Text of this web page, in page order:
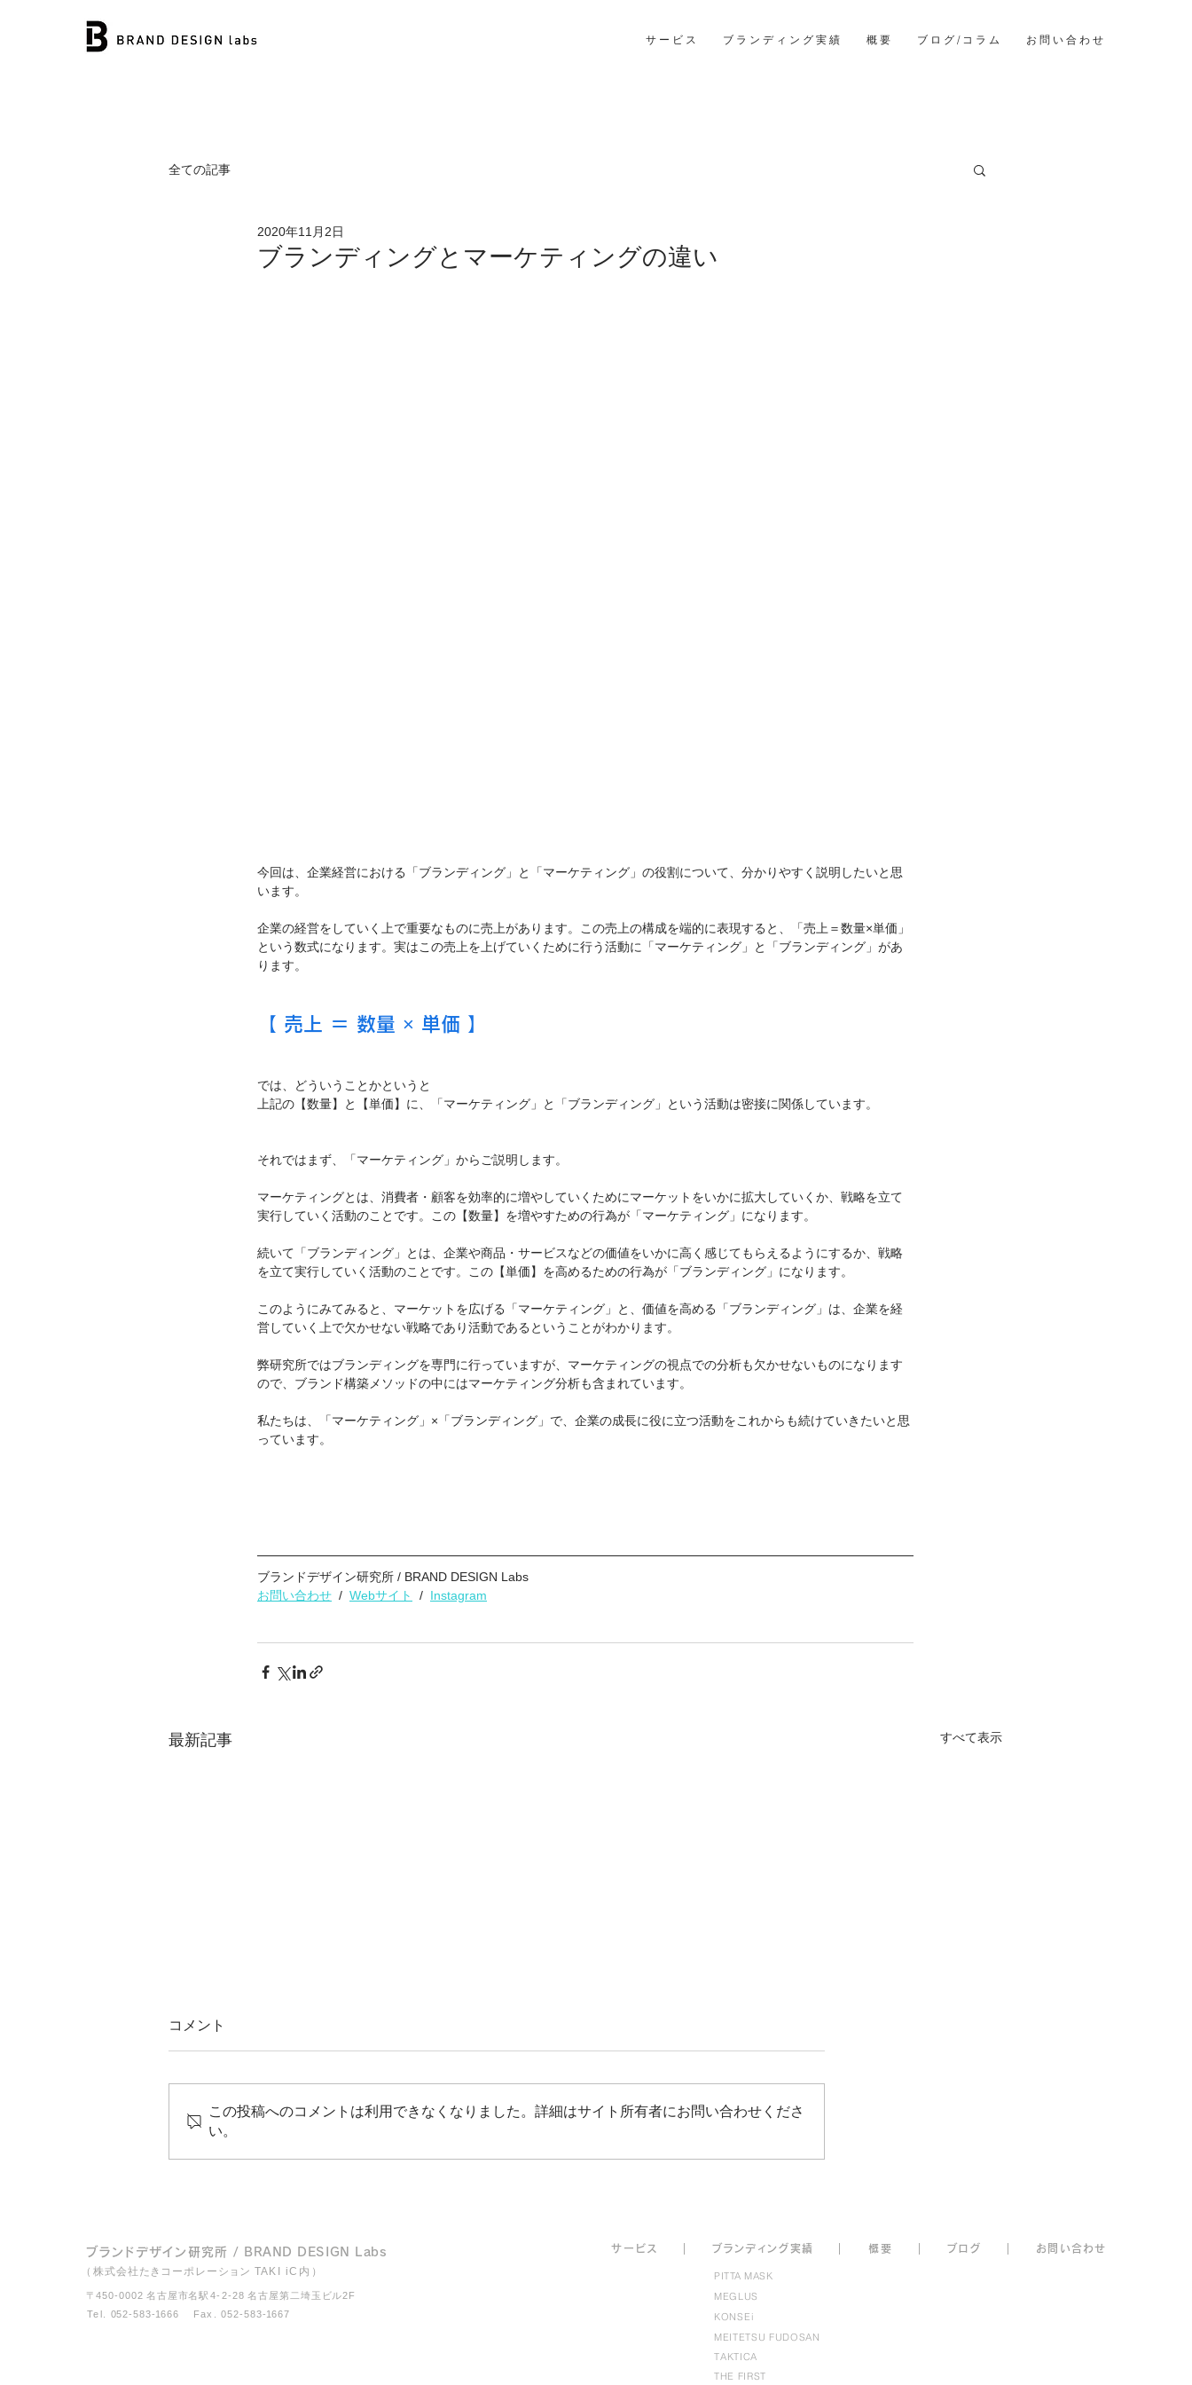
サ ー ビ ス ブ ラ ン デ ィ ン グ 実 績 概 要 ブ ロ グ / コ ラ ム お 問 い 合 わ せ
全ての記事
ブランディングとマーケティングの違い
2020年11月2日
今回は、企業経営における「ブランディング」と「マーケティング」の役割について、分かりやすく説明したいと思
います。
企業の経営をしていく上で重要なものに売上があります。この売上の構成を端的に表現すると、「売上＝数量×単価」
という数式になります。実はこの売上を上げていくために行う活動に「マーケティング」と「ブランディング」があ
ります。
【 売上 ＝ 数量 × 単価 】
では、どういうことかというと
上記の【数量】と【単価】に、「マーケティング」と「ブランディング」という活動は密接に関係しています。
それではまず、「マーケティング」からご説明します。
マーケティングとは、消費者・顧客を効率的に増やしていくためにマーケットをいかに拡大していくか、戦略を立て
実行していく活動のことです。この【数量】を増やすための行為が「マーケティング」になります。
続いて「ブランディング」とは、企業や商品・サービスなどの価値をいかに高く感じてもらえるようにするか、戦略
を立て実行していく活動のことです。この【単価】を高めるための行為が「ブランディング」になります。
このようにみてみると、マーケットを広げる「マーケティング」と、価値を高める「ブランディング」は、企業を経
営していく上で欠かせない戦略であり活動であるということがわかります。
弊研究所ではブランディングを専門に行っていますが、マーケティングの視点での分析も欠かせないものになります
ので、ブランド構築メソッドの中にはマーケティング分析も含まれています。
私たちは、「マーケティング」×「ブランディング」で、企業の成長に役に立つ活動をこれからも続けていきたいと思
っています。
ブランドデザイン研究所 / BRAND DESIGN Labs
お問い合わせ
  /
Webサイト
  /
Instagram
最新記事 すべて表示
ブランディングとは｜ブラン
世界一かんたんな売れるコン
企業リブランディング始動｜
コメント
この投稿へのコメントは利用できなくなりました。詳細はサイト所有者にお問い合わせくださ
い。
ブ ラ ン ド デザイ ン研究 所 / BRAN D DESIG N Labs
（ 株式会社 た き コーポ レ ー ショ ン TAKI iC 内 ）
〒450-0002名 古屋市名駅 4-2-28 名古屋第二埼玉 ビル2F
Tel. 052-583-1666 Fax.052-583-1667
サ ー ビ ス ブ ラ ンデ ィ ング 実績 概要 ブ ロ グ お問 い 合 わせ
PITTA MASK
MEGLUS
KONS E i
MEITETSU FUDOSAN
TAKTICA
THE FIRST